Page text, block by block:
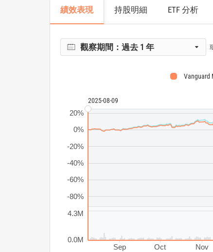
績效表現 持股明細 ETF 分析
觀察期間：過去 1 年
Vanguard
2025-08-09
Sep Oct Nov
0.0M
4.3M
-80%
-60%
-40%
-20%
0%
20%